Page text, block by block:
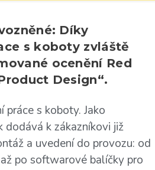
Díky
s koboty zvláště
ocenění Red
Design“.
s koboty. Jako
k zákazníkovi již
a uvedení do provozu: od
po softwarové balíčky pro